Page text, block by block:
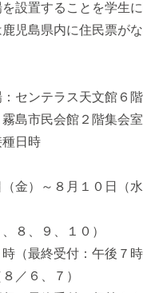
設置することを学生
児島県内に住民票が
：センテラス天文館６
霧島市民会館２階集会
日時
金）～８月１０日（水
８、９、１０）
（最終受付：午後７時
／６、７）